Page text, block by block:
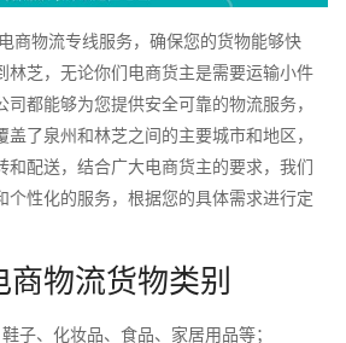
物流专线服务，确保您的货物能够快
林芝，无论你们电商货主是需要运输小件
都能够为您提供安全可靠的物流服务，
了泉州和林芝之间的主要城市和地区，
和配送，结合广大电商货主的要求，我们
个性化的服务，根据您的具体需求进行定
物流货物类别
子、化妆品、食品、家居用品等；